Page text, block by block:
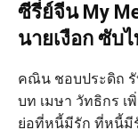
ซีรี่ย์จีน My
นายเงือก ซับไ
คณิน ชอบประดิถ
บท เมษา วัทธิกร เ
ย่อที่หนี้มีรัก ที่หนี้มี